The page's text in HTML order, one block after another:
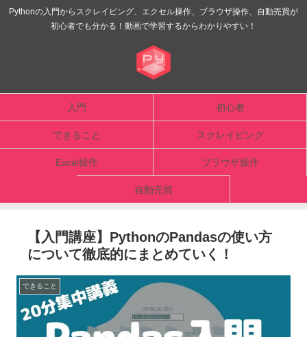
Pythonの入門からスクレイピング、エクセル操作、ブラウザ操作、自動売買が
初心者でも分かる！動画で学習するからわかりやすい！
入門 初心者
できること スクレイピング
Excel操作 ブラウザ操作
自動売買
【入門講座】PythonのPandasの使い方
について徹底的にまとめていく！
できること